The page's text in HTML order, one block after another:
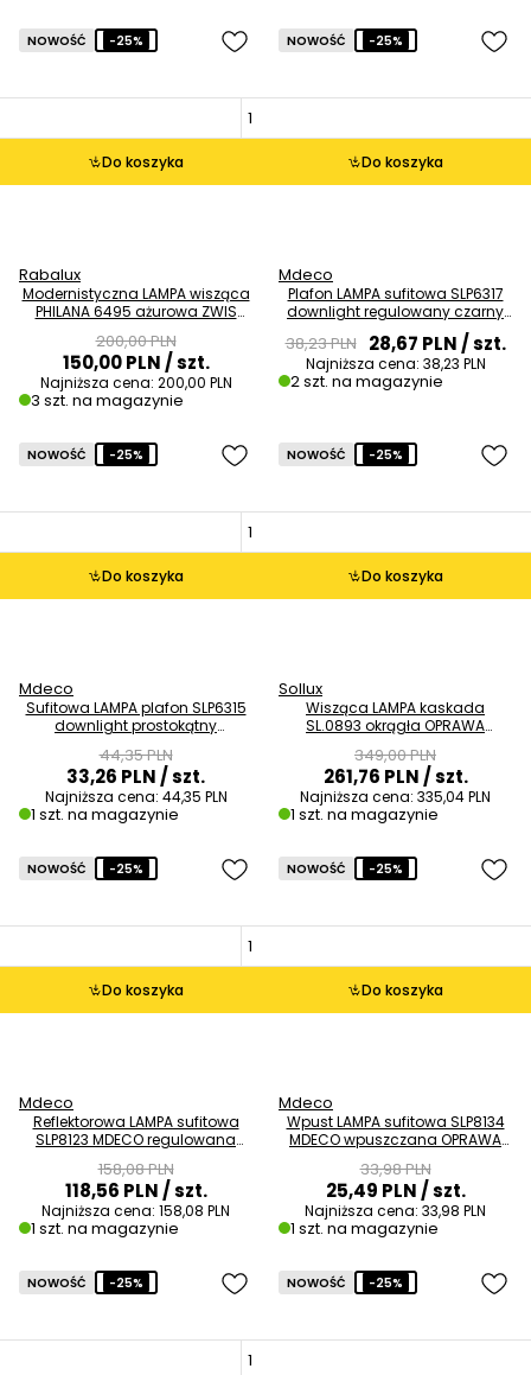
Do koszyka
NOWOŚĆ -25%
Rabalux
Modernistyczna LAMPA wisząca
PHILANA 6495 ażurowa ZWIS
OUTLET
200,00 PLN
150,00 PLN/ szt.
Najniższa cena: 200,00 PLN
3 szt. na magazynie
Do koszyka
NOWOŚĆ -25%
Mdeco
Plafon LAMPA sufitowa SLP6317
downlight regulowany czarny
38,23 PLN 28,67 PLN/ szt.
Najniższa cena: 38,23 PLN
2 szt. na magazynie
Do koszyka
NOWOŚĆ -25%
Mdeco
Sufitowa LAMPA plafon SLP6315
downlight prostokątny
44,35 PLN
33,26 PLN/ szt.
Najniższa cena: 44,35 PLN
1 szt. na magazynie
Do koszyka
NOWOŚĆ -25%
Sollux
Wisząca LAMPA kaskada
SL.0893 okrągła OPRAWA
złote OUTLET
349,00 PLN
261,76 PLN/ szt.
Najniższa cena: 335,04 PLN
1 szt. na magazynie
Do koszyka
NOWOŚĆ -25%
Mdeco
Reflektorowa LAMPA sufitowa
SLP8123 MDECO regulowana
158,08 PLN
118,56 PLN/ szt.
Najniższa cena: 158,08 PLN
1 szt. na magazynie
Do koszyka
NOWOŚĆ -25%
Mdeco
Wpust LAMPA sufitowa SLP8134
MDECO wpuszczana OPRAWA
czarna OUTLET
33,98 PLN
25,49 PLN/ szt.
Najniższa cena: 33,98 PLN
1 szt. na magazynie
NOWOŚĆ -25% NOWOŚĆ -25%